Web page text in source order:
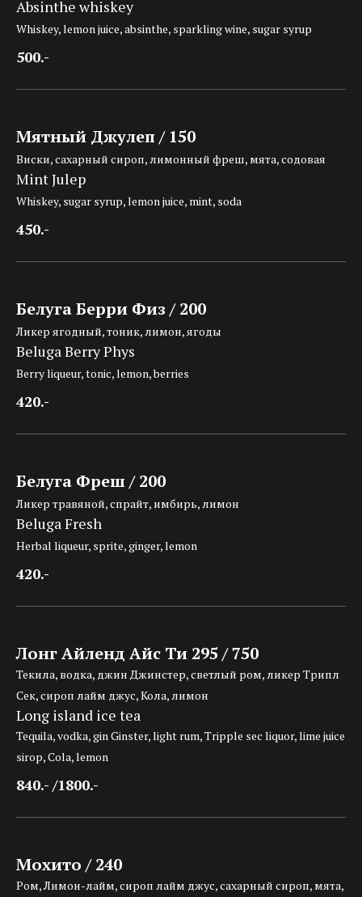
Absinthe whiskey
Whiskey, lemon juice, absinthe, sparkling wine, sugar syrup
500.-
Мятный Джулеп / 150
Виски, сахарный сироп, лимонный фреш, мята, содовая
Mint Julep
Whiskey, sugar syrup, lemon juice, mint, soda
450.-
Белуга Берри Физ / 200
Ликер ягодный, тоник, лимон, ягоды
Beluga Berry Phys
Berry liqueur, tonic, lemon, berries
420.-
Белуга Фреш / 200
Ликер травяной, спрайт, имбирь, лимон
Beluga Fresh
Herbal liqueur, sprite, ginger, lemon
420.-
Лонг Айленд Айс Ти 295 / 750
Текила, водка, джин Джинстер, светлый ром, ликер Трипл
Сек, сироп лайм джус, Кола, лимон
Long island ice tea
Tequila, vodka, gin Ginster, light rum, Tripple sec liquor, lime juice
sirop, Cola, lemon
840.- /1800.-
Мохито / 240
Ром, Лимон-лайм, сироп лайм джус, сахарный сироп, мята,